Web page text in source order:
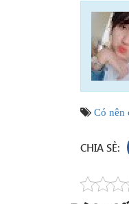
Có nên
CHIA SẺ: